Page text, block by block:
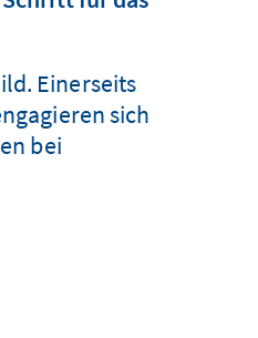
Einerseits
sich
bei